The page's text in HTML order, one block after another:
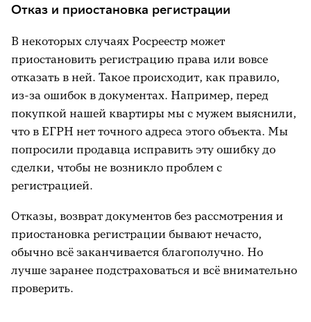
Отказ и приостановка регистрации
В некоторых случаях Росреестр может
приостановить регистрацию права или вовсе
отказать в ней. Такое происходит, как правило,
из-за ошибок в документах. Например, перед
покупкой нашей квартиры мы с мужем выяснили,
что в ЕГРН нет точного адреса этого объекта. Мы
попросили продавца исправить эту ошибку до
сделки, чтобы не возникло проблем с
регистрацией.
Отказы, возврат документов без рассмотрения и
приостановка регистрации бывают нечасто,
обычно всё заканчивается благополучно. Но
лучше заранее подстраховаться и всё внимательно
проверить.